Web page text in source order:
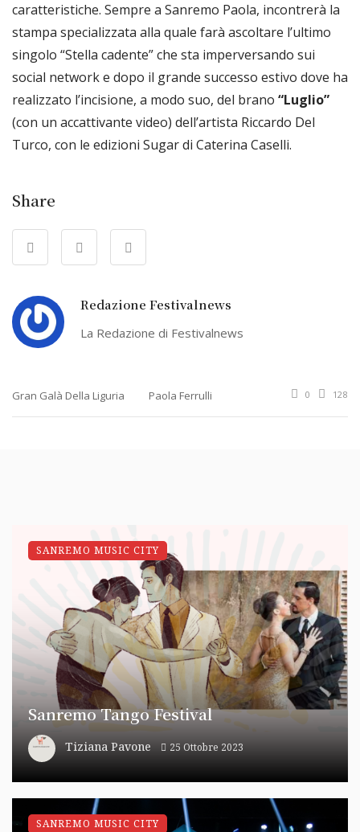
caratteristiche. Sempre a Sanremo Paola, incontrerà la
stampa specializzata alla quale farà ascoltare l’ultimo
singolo “Stella cadente” che sta imperversando sui
social network e dopo il grande successo estivo dove ha
realizzato l’incisione, a modo suo, del brano “Luglio”
(con un accattivante video) dell’artista Riccardo Del
Turco, con le edizioni Sugar di Caterina Caselli.
Share
Redazione Festivalnews
La Redazione di Festivalnews
Gran Galà Della Liguria Paola Ferrulli 0 128
Sanremo Tango Festival
Tiziana Pavone 25 Ottobre 2023
SANREMO MUSIC CITY
SANREMO MUSIC CITY